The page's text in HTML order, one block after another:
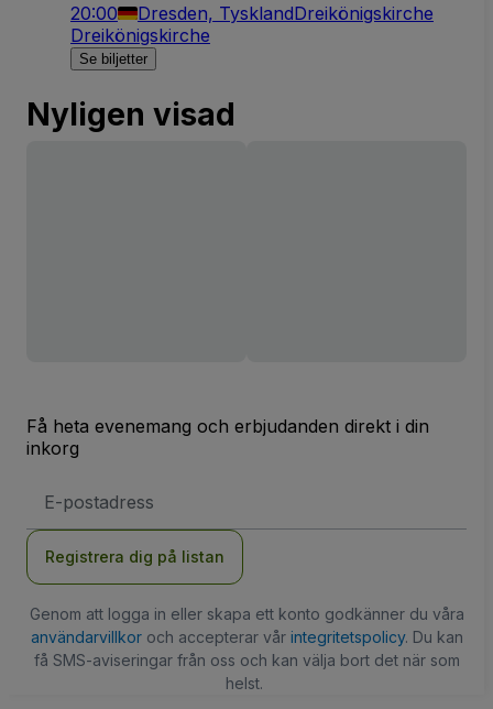
20:00 Dresden, TysklandDreikönigskirche
Dreikönigskirche
Se biljetter
Nyligen visad
Få heta evenemang och erbjudanden direkt i din
inkorg
postadress
Registrera dig på listan
Genom att logga in eller skapa ett konto godkänner du våra
användarvillkoroch accepterar vår integritetspolicy. Du kan
få SMS-aviseringar från oss och kan välja bort det när som
helst.